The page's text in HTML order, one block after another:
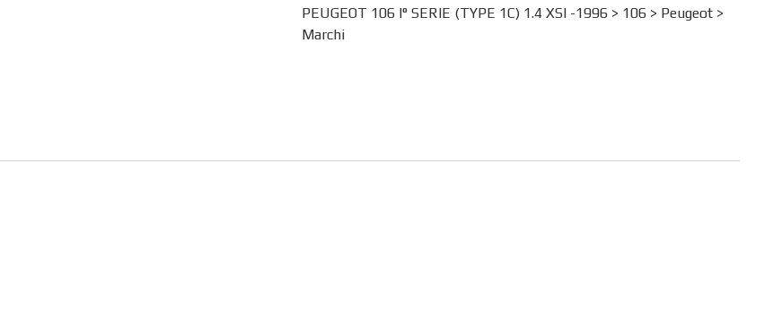
PEUGEOT 106 I° SERIE (TYPE 1C) 1.4 XSI -1996 > 106> Peugeot>
Marchi